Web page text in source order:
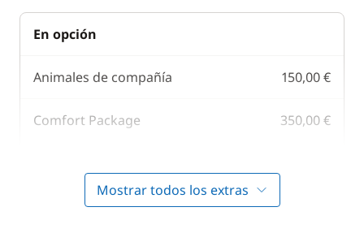
En opción
Animales de compañía 150,00 €
Comfort Package 350,00 €
Gennaker
Mostrar todos los extras